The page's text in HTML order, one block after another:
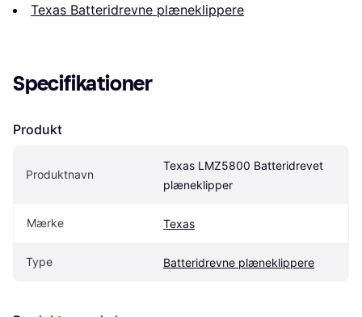
Texas Batteridrevne plæneklippere
Specifikationer
Produkt
Produktnavn
Texas LMZ5800 Batteridrevet
plæneklipper
Mærke Texas
Type Batteridrevne plæneklippere